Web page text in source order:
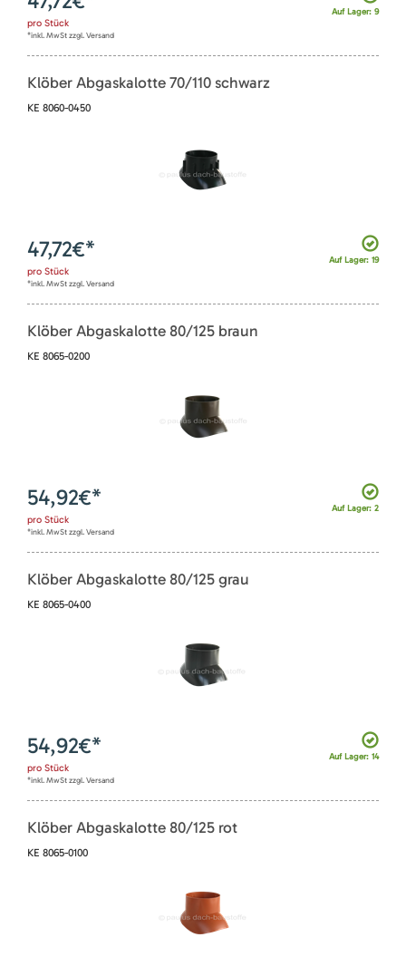
Auf Lager: 9
pro Stück
*inkl. MwSt zzgl. Versand
Klöber Abgaskalotte 70/110 schwarz
KE 8060-0450
Auf Lager: 19
47,72€*
pro Stück
*inkl. MwSt zzgl. Versand
Klöber Abgaskalotte 80/125 braun
KE 8065-0200
Auf Lager: 2
54,92€*
pro Stück
*inkl. MwSt zzgl. Versand
Klöber Abgaskalotte 80/125 grau
KE 8065-0400
Auf Lager: 14
54,92€*
pro Stück
*inkl. MwSt zzgl. Versand
Klöber Abgaskalotte 80/125 rot
KE 8065-0100